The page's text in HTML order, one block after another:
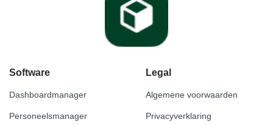
Software
Dashboardmanager
Personeelsmanager
Legal
Algemene voorwaarden
Privacyverklaring